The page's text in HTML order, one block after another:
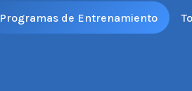
Programas de Entrenamiento